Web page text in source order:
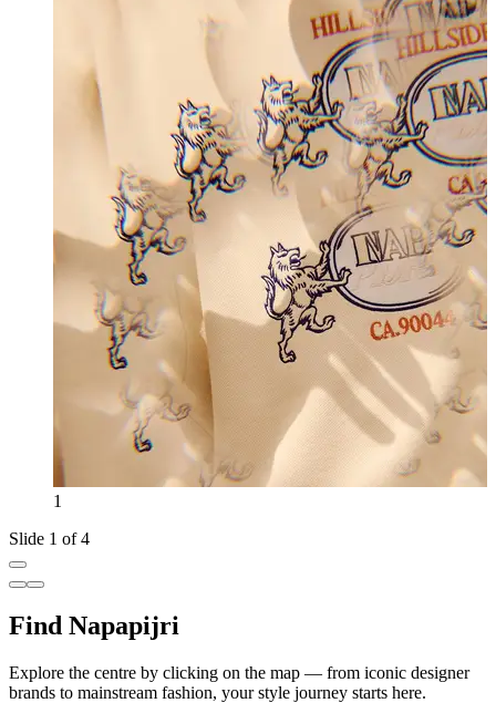
1
Slide 1 of 4
Find Napapijri
Explore the centre by clicking on the map — from iconic designer
brands to mainstream fashion, your style journey starts here.